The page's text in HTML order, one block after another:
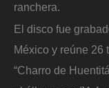
ranchera.
El disco fue
México y reúne 26
“Charro de